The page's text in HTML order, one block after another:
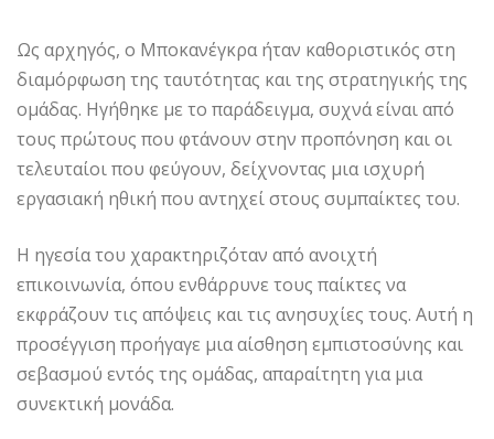
Ως αρχηγός, ο Μποκανέγκρα ήταν καθοριστικός στη
διαμόρφωση της ταυτότητας και της στρατηγικής της
ομάδας. Ηγήθηκε με το παράδειγμα, συχνά είναι από
τους πρώτους που φτάνουν στην προπόνηση και οι
τελευταίοι που φεύγουν, δείχνοντας μια ισχυρή
εργασιακή ηθική που αντηχεί στους συμπαίκτες του.
Η ηγεσία του χαρακτηριζόταν από ανοιχτή
επικοινωνία, όπου ενθάρρυνε τους παίκτες να
εκφράζουν τις απόψεις και τις ανησυχίες τους. Αυτή η
προσέγγιση προήγαγε μια αίσθηση εμπιστοσύνης και
σεβασμού εντός της ομάδας, απαραίτητη για μια
συνεκτική μονάδα.